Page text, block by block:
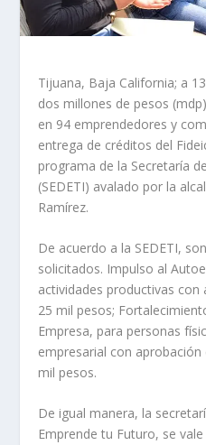
Tijuana, Baja California; a
dos millones de pesos
en 94 emprendedores y
entrega de créditos del
programa de la Secretaría
(SEDETI) avalado por la
Ramírez.
De acuerdo a la SEDETI,
solicitados. Impulso al
actividades productivas
25 mil pesos;
Empresa, para personas
empresarial con
mil pesos.
De igual manera, la
Emprende tu Futuro, se